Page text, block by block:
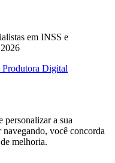
em INSS e
personalizar a sua
você concorda
melhoria.